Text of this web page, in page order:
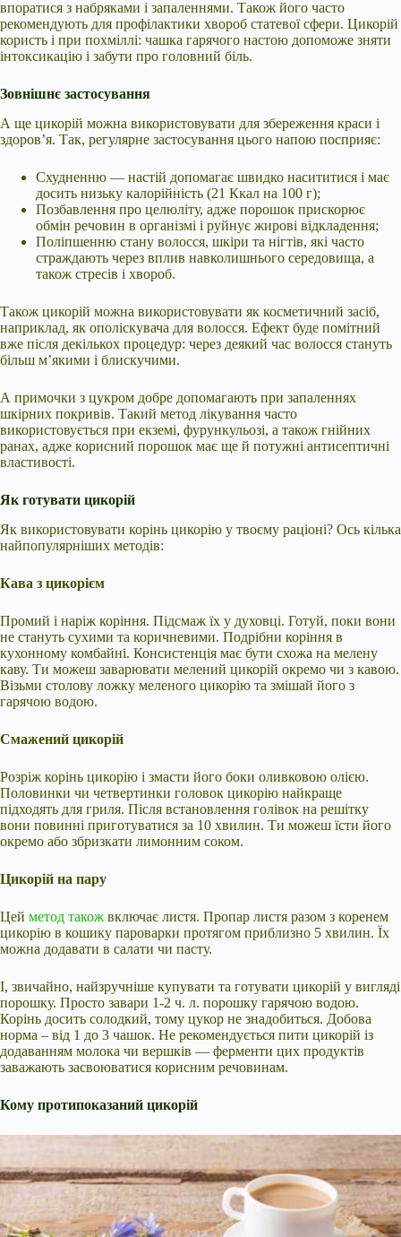
впоратися з набряками і запаленнями. Також його часто
рекомендують для профілактики хвороб статевої сфери. Цикорій
користь і при похміллі: чашка гарячого настою допоможе зняти
інтоксикацію і забути про головний біль.
Зовнішнє застосування
А ще цикорій можна використовувати для збереження краси і
здоров’я. Так, регулярне застосування цього напою посприяє:
Схудненню — настій допомагає швидко насититися і має
досить низьку калорійність (21 Ккал на 100 г);
Позбавлення про целюліту, адже порошок прискорює
обмін речовин в організмі і руйнує жирові відкладення;
Поліпшенню стану волосся, шкіри та нігтів, які часто
страждають через вплив навколишнього середовища, а
також стресів і хвороб.
Також цикорій можна використовувати як косметичний засіб,
наприклад, як ополіскувача для волосся. Ефект буде помітний
вже після декількох процедур: через деякий час волосся стануть
більш м’якими і блискучими.
А примочки з цукром добре допомагають при запаленнях
шкірних покривів. Такий метод лікування часто
використовується при екземі, фурункульозі, а також гнійних
ранах, адже корисний порошок має ще й потужні антисептичні
властивості.
Як готувати цикорій
Як використовувати корінь цикорію у твоєму раціоні? Ось кілька
найпопулярніших методів:
Кава з цикорієм
Промий і наріж коріння. Підсмаж їх у духовці. Готуй, поки вони
не стануть сухими та коричневими. Подрібни коріння в
кухонному комбайні. Консистенція має бути схожа на мелену
каву. Ти можеш заварювати мелений цикорій окремо чи з кавою.
Візьми столову ложку меленого цикорію та змішай його з
гарячою водою.
Смажений цикорій
Розріж корінь цикорію і змасти його боки оливковою олією.
Половинки чи четвертинки головок цикорію найкраще
підходять для гриля. Після встановлення голівок на решітку
вони повинні приготуватися за 10 хвилин. Ти можеш їсти його
окремо або збризкати лимонним соком.
Цикорій на пару
Цей метод також включає листя. Пропар листя разом з коренем
цикорію в кошику пароварки протягом приблизно 5 хвилин. Їх
можна додавати в салати чи пасту.
І, звичайно, найзручніше купувати та готувати цикорій у вигляді
порошку. Просто завари 1-2 ч. л. порошку гарячою водою.
Корінь досить солодкий, тому цукор не знадобиться. Добова
норма – від 1 до 3 чашок. Не рекомендується пити цикорій із
додаванням молока чи вершків — ферменти цих продуктів
заважають засвоюватися корисним речовинам.
Кому протипоказаний цикорій